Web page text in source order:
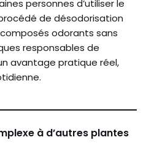
personnes d’utiliser le
de désodorisation
odorants sans
responsables de
avantage pratique réel,
à d’autres plantes